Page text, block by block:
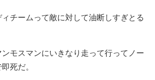
チームって敵に対して油断しすぎとる
モスマンにいきなり走って行ってノー
死だ。